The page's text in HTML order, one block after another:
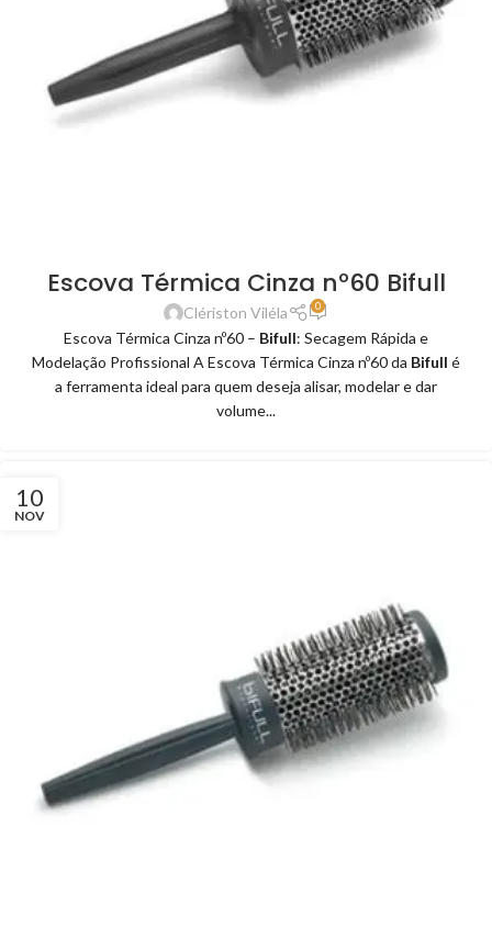
Escova Térmica Cinza nº60 Bifull
Clériston Viléla 0
Escova Térmica Cinza nº60 – Bifull: Secagem Rápida e
Modelação Profissional A Escova Térmica Cinza nº60 da Bifull é
a ferramenta ideal para quem deseja alisar, modelar e dar
volume...
10
NOV